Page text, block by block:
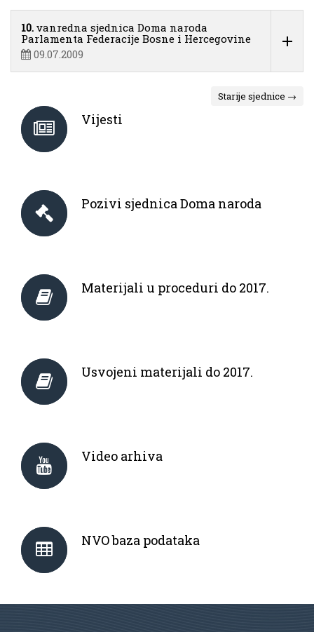
10. vanredna sjednica Doma naroda
Parlamenta Federacije Bosne i Hercegovine
09.07.2009
Starije sjednice →
Vijesti
Pozivi sjednica Doma naroda
Materijali u proceduri do 2017.
Usvojeni materijali do 2017.
Video arhiva
NVO baza podataka